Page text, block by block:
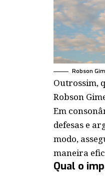
Robson
Outrossim,
Robson
Em
defesas e
modo,
maneira
Qual o